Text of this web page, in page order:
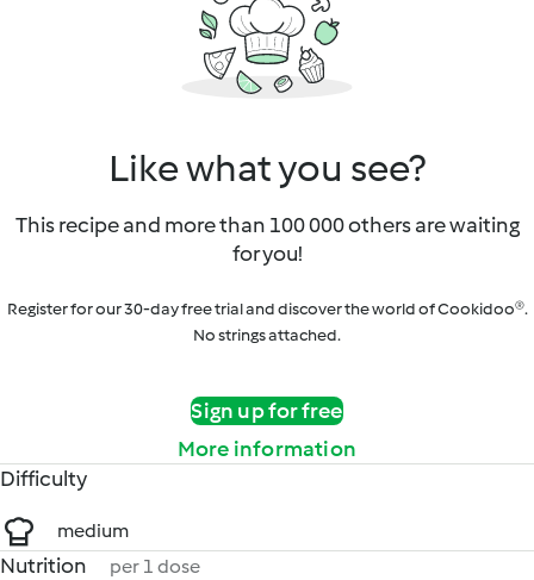
Like what you see?
This recipe and more than 100 000 others are waiting
for you!
Register for our 30-day free trial and discover the world of Cookidoo®.
No strings attached.
Sign up for free
More information
Difficulty
medium
Nutrition per 1 dose